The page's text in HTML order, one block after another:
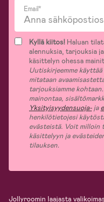
Email*
Kyllä kiitos! Haluan
alennuksia, tarjouksia
käsittelyn ohessa
Uutiskirjeemme
mitataan
tarjouksiamme
mainontaa,
Yksityisyydensuoja-ja
henkilötietojesi
evästeistä. Voit milloin
käsittelyyn ja
tilauksen.
Jollyroomin laajasta